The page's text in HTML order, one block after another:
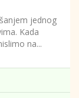
jednog
Kada
na...